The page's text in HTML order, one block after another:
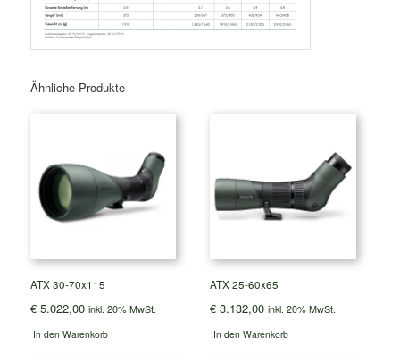
Ähnliche Produkte
ATX 30-70x115
€ 5.022,00 inkl. 20% MwSt.
In den Warenkorb
ATX 25-60x65
€ 3.132,00 inkl. 20% MwSt.
In den Warenkorb